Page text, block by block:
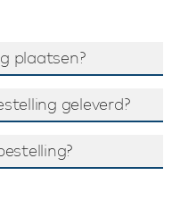
plaatsen?
geleverd?